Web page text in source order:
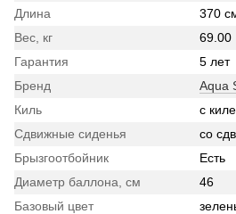
Длина
370
Вес, кг
69.00
Гарантия
5 лет
Бренд
Aqua
Киль
с
Сдвижные сиденья
со
Брызгоотбойник
Есть
Диаметр баллона, см
46
Базовый цвет